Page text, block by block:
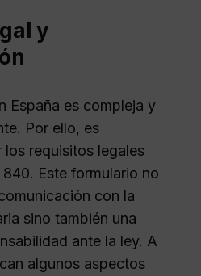
y
España es compleja y
Por ello, es
requisitos legales
Este formulario no
con la
sino también una
ante la ley. A
algunos aspectos